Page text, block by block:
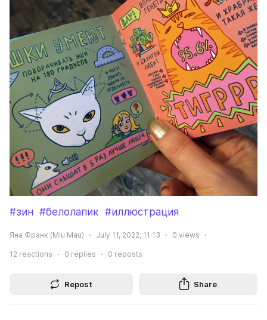
#зин #белолапик #иллюстрация
Яна Франк (Miu Mau) July 11, 2022, 11:13 0 views
12 reactions 0 replies 0 reposts
Repost Share